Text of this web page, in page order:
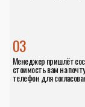
03
Менеджер пришлёт
стоимость вам на
телефон для